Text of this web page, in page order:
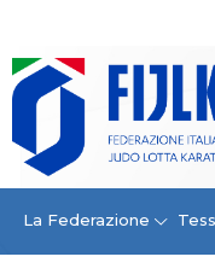
La Federazione